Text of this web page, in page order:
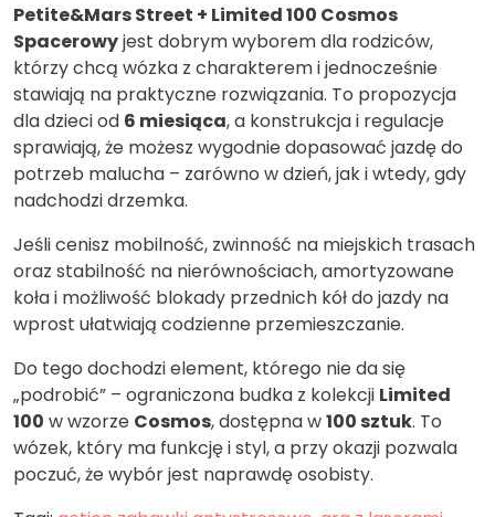
Petite&Mars Street + Limited 100 Cosmos
Spacerowyjest dobrym wyborem dla rodziców,
którzy chcą wózka z charakterem i jednocześnie
stawiają na praktyczne rozwiązania. To propozycja
dla dzieci od 6 miesiąca, a konstrukcja i regulacje
sprawiają, że możesz wygodnie dopasować jazdę do
potrzeb malucha – zarówno w dzień, jak i wtedy, gdy
nadchodzi drzemka.
Jeśli cenisz mobilność, zwinność na miejskich trasach
oraz stabilność na nierównościach, amortyzowane
koła i możliwość blokady przednich kół do jazdy na
wprost ułatwiają codzienne przemieszczanie.
Do tego dochodzi element, którego nie da się
„podrobić” – ograniczona budka z kolekcji Limited
100 w wzorze Cosmos, dostępna w100 sztuk. To
wózek, który ma funkcję i styl, a przy okazji pozwala
poczuć, że wybór jest naprawdę osobisty.